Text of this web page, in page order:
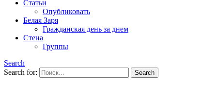
Статьи
Опубликовать
Белая Заря
Гражданская день за днем
Стена
Группы
Search
Search for: